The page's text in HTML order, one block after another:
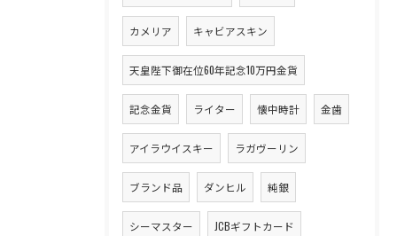
カメリア キャビアスキン
天皇陛下御在位60年記念10万円金貨
記念金貨 ライター 懐中時計 金歯
アイラウイスキー ラガヴーリン
ブランド品 ダンヒル 純銀
シーマスター JCBギフトカード